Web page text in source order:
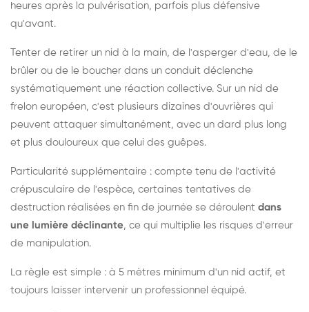
heures après la pulvérisation, parfois plus défensive
qu'avant.
Tenter de retirer un nid à la main, de l'asperger d'eau, de le
brûler ou de le boucher dans un conduit déclenche
systématiquement une réaction collective. Sur un nid de
frelon européen, c'est plusieurs dizaines d'ouvrières qui
peuvent attaquer simultanément, avec un dard plus long
et plus douloureux que celui des guêpes.
Particularité supplémentaire : compte tenu de l'activité
crépusculaire de l'espèce, certaines tentatives de
destruction réalisées en fin de journée se déroulent dans
une lumière déclinante, ce qui multiplie les risques d'erreur
de manipulation.
La règle est simple : à 5 mètres minimum d'un nid actif, et
toujours laisser intervenir un professionnel équipé.